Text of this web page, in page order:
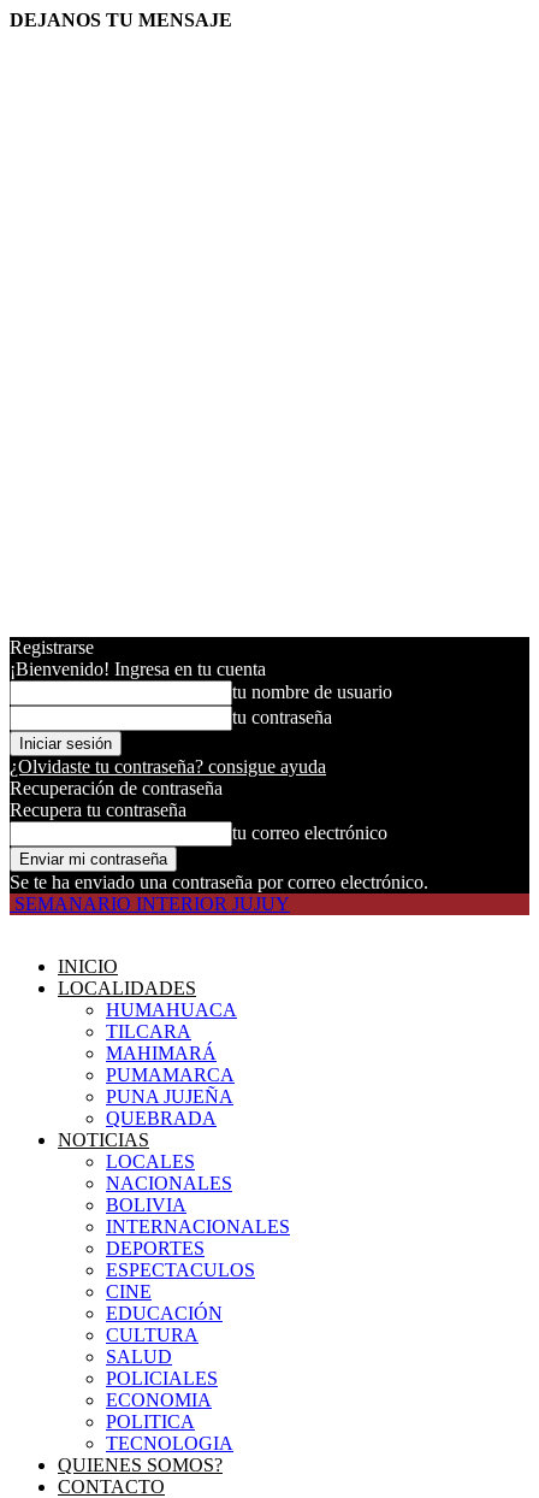
DEJANOS TU MENSAJE
Registrarse
¡Bienvenido! Ingresa en tu cuenta
tu nombre de usuario
tu contraseña
¿Olvidaste tu contraseña? consigue ayuda
Recuperación de contraseña
Recupera tu contraseña
tu correo electrónico
Se te ha enviado una contraseña por correo electrónico.
SEMANARIO INTERIOR JUJUY
INICIO
LOCALIDADES
HUMAHUACA
TILCARA
MAHIMARÁ
PUMAMARCA
PUNA JUJEÑA
QUEBRADA
NOTICIAS
LOCALES
NACIONALES
BOLIVIA
INTERNACIONALES
DEPORTES
ESPECTACULOS
CINE
EDUCACIÓN
CULTURA
SALUD
POLICIALES
ECONOMIA
POLITICA
TECNOLOGIA
QUIENES SOMOS?
CONTACTO